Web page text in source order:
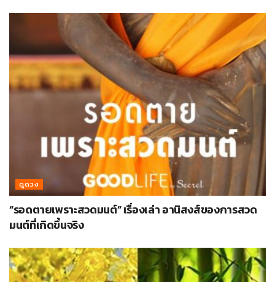
ดูดวง
“รอดตายเพราะสวดมนต์” เรื่องเล่า อานิสงส์ของการสวด
มนต์ที่เกิดขึ้นจริง